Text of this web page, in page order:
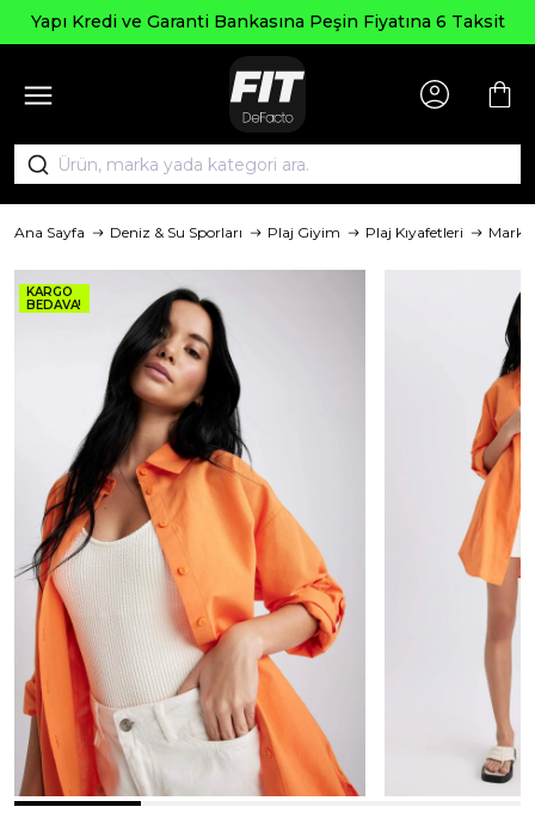
Yapı Kredi ve Garanti Bankasına Peşin Fiyatına 6 Taksit
Ana Sayfa Deniz & Su Sporları Plaj Giyim Plaj Kıyafetleri Marka
KARGO
BEDAVA!